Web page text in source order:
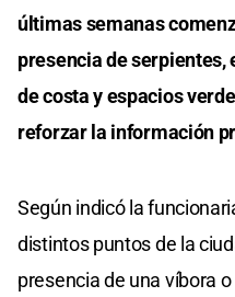
últimas semanas
presencia de
de costa y espacios
reforzar la información
Según indicó la
distintos puntos de la
presencia de una víbora